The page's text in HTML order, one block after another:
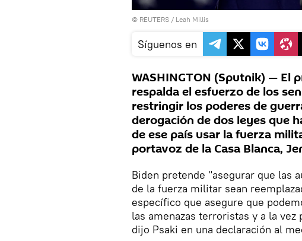
© REUTERS / Leah Millis
Síguenos en
WASHINGTON (Sputnik) — El
respalda el esfuerzo de los
restringir los poderes de
derogación de dos leyes que
de ese país usar la fuerza
portavoz de la Casa Blanca,
Biden pretende "asegurar que las
de la fuerza militar sean
específico que asegure que
las amenazas terroristas y a la
dijo Psaki en una declaración al